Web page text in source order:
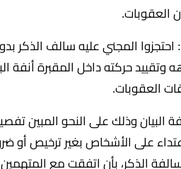
المجني عليه سالف الذكر
حركته داخل المقبرة أنفة
وذلك على النحو المبين
على الأشخاص بغير ترخيص أو
الذكر، بأن اتفقت مع المتهمين